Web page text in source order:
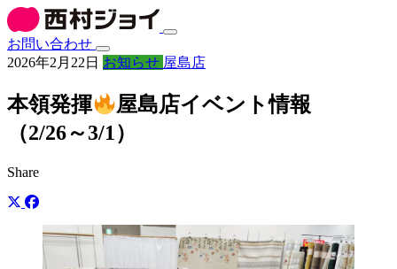
お問い合わせ
2026年2月22日 お知らせ 屋島店
本領発揮
屋島店イベント情報
（2/26～3/1）
Share